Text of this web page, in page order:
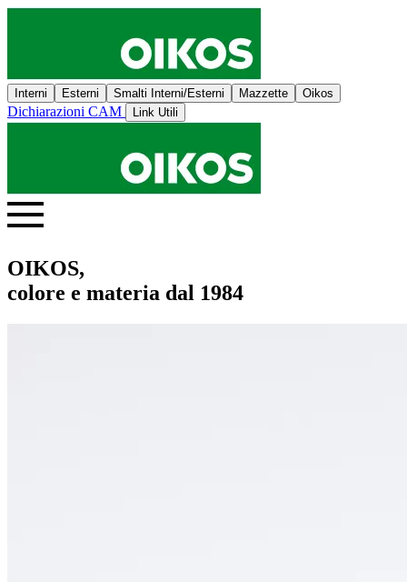
Interni Esterni Smalti Interni/Esterni Mazzette Oikos
Dichiarazioni CAM Link Utili
OIKOS,
colore e materia dal 1984